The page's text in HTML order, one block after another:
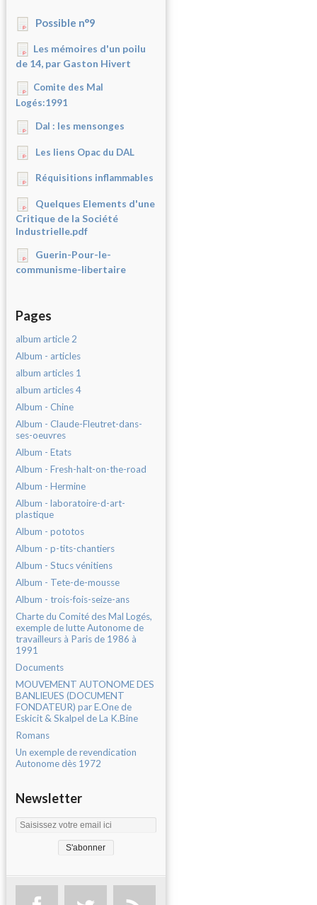
Possible n°9
Les mémoires d'un poilu
de 14, par Gaston Hivert
Comite des Mal
Logés:1991
Dal : les mensonges
Les liens Opac du DAL
Réquisitions inflammables
Quelques Elements d'une
Critique de la Société
Industrielle.pdf
Guerin-Pour-le-
communisme-libertaire
Pages
album article 2
Album - articles
album articles 1
album articles 4
Album - Chine
Album - Claude-Fleutret-dans-
ses-oeuvres
Album - Etats
Album - Fresh-halt-on-the-road
Album - Hermine
Album - laboratoire-d-art-
plastique
Album - pototos
Album - p-tits-chantiers
Album - Stucs vénitiens
Album - Tete-de-mousse
Album - trois-fois-seize-ans
Charte du Comité des Mal Logés,
exemple de lutte Autonome de
travailleurs à Paris de 1986 à
1991
Documents
MOUVEMENT AUTONOME DES
BANLIEUES (DOCUMENT
FONDATEUR) par E.One de
Eskicit & Skalpel de La K.Bine
Romans
Un exemple de revendication
Autonome dès 1972
Newsletter